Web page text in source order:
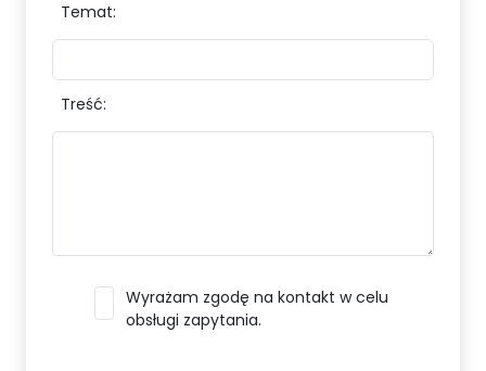
Temat:
Treść:
Wyrażam zgodę na kontakt w celu
obsługi zapytania.